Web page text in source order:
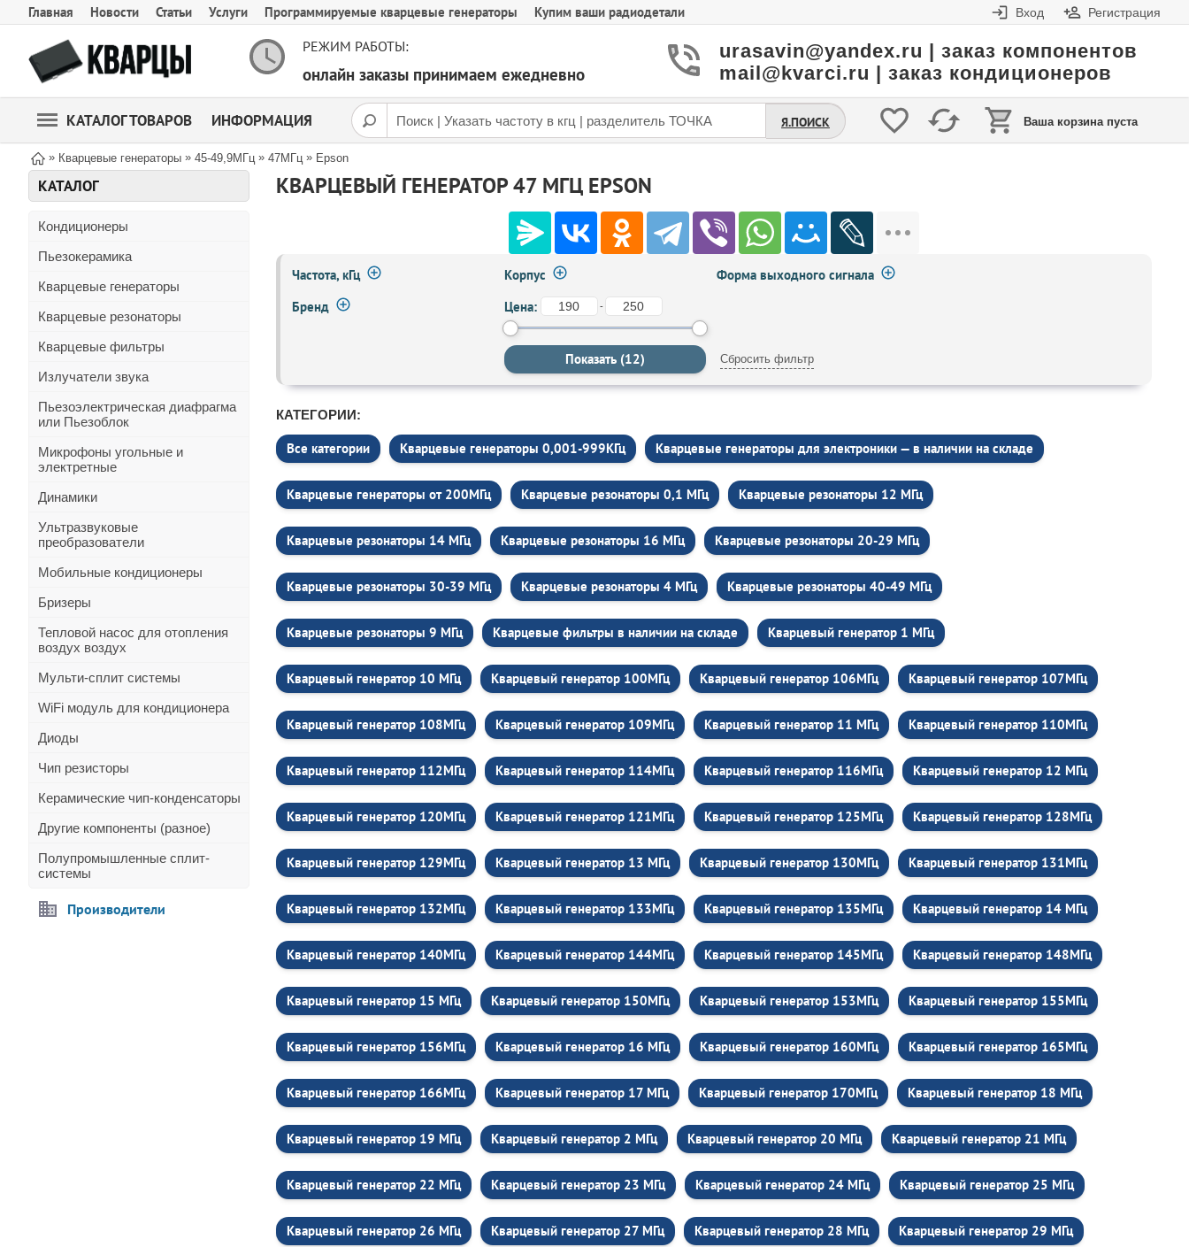
Главная Новости Статьи Услуги Программируемые кварцевые генераторы Купим ваши радиодетали Вход Регистрация
РЕЖИМ РАБОТЫ:
онлайн заказы принимаем ежедневно
urasavin@yandex.ru | заказ компонентов
mail@kvarci.ru | заказ кондиционеров
КАТАЛОГ ТОВАРОВ ИНФОРМАЦИЯ Ваша корзина пуста
Я.ПОИСК
» Кварцевые генераторы » 45-49,9МГц » 47МГц » Epson
КАТАЛОГ
Кондиционеры
Пьезокерамика
Кварцевые генераторы
Кварцевые резонаторы
Кварцевые фильтры
Излучатели звука
Пьезоэлектрическая диафрагма
или Пьезоблок
Микрофоны угольные и
электретные
Динамики
Ультразвуковые
преобразователи
Мобильные кондиционеры
Бризеры
Тепловой насос для отопления
воздух воздух
Мульти-сплит системы
WiFi модуль для кондиционера
Диоды
Чип резисторы
Керамические чип-конденсаторы
Другие компоненты (разное)
Полупромышленные сплит-
системы
Производители
КВАРЦЕВЫЙ ГЕНЕРАТОР 47 МГЦ EPSON
Частота, кГц Корпус
Форма выходного сигнала
Бренд
Цена: -
Сбросить фильтр
КАТЕГОРИИ:
Все категории Кварцевые генераторы 0,001-999КГц Кварцевые генераторы для электроники — в наличии на складе
Кварцевые генераторы от 200МГц Кварцевые резонаторы 0,1 МГц Кварцевые резонаторы 12 МГц
Кварцевые резонаторы 14 МГц Кварцевые резонаторы 16 МГц Кварцевые резонаторы 20-29 МГц
Кварцевые резонаторы 30-39 МГц Кварцевые резонаторы 4 МГц Кварцевые резонаторы 40-49 МГц
Кварцевые резонаторы 9 МГц Кварцевые фильтры в наличии на складе Кварцевый генератор 1 МГц
Кварцевый генератор 10 МГц Кварцевый генератор 100МГц Кварцевый генератор 106МГц Кварцевый генератор 107МГц
Кварцевый генератор 108МГц Кварцевый генератор 109МГц Кварцевый генератор 11 МГц Кварцевый генератор 110МГц
Кварцевый генератор 112МГц Кварцевый генератор 114МГц Кварцевый генератор 116МГц Кварцевый генератор 12 МГц
Кварцевый генератор 120МГц Кварцевый генератор 121МГц Кварцевый генератор 125МГц Кварцевый генератор 128МГц
Кварцевый генератор 129МГц Кварцевый генератор 13 МГц Кварцевый генератор 130МГц Кварцевый генератор 131МГц
Кварцевый генератор 132МГц Кварцевый генератор 133МГц Кварцевый генератор 135МГц Кварцевый генератор 14 МГц
Кварцевый генератор 140МГц Кварцевый генератор 144МГц Кварцевый генератор 145МГц Кварцевый генератор 148МГц
Кварцевый генератор 15 МГц Кварцевый генератор 150МГц Кварцевый генератор 153МГц Кварцевый генератор 155МГц
Кварцевый генератор 156МГц Кварцевый генератор 16 МГц Кварцевый генератор 160МГц Кварцевый генератор 165МГц
Кварцевый генератор 166МГц Кварцевый генератор 17 МГц Кварцевый генератор 170МГц Кварцевый генератор 18 МГц
Кварцевый генератор 19 МГц Кварцевый генератор 2 МГц Кварцевый генератор 20 МГц Кварцевый генератор 21 МГц
Кварцевый генератор 22 МГц Кварцевый генератор 23 МГц Кварцевый генератор 24 МГц Кварцевый генератор 25 МГц
Кварцевый генератор 26 МГц Кварцевый генератор 27 МГц Кварцевый генератор 28 МГц Кварцевый генератор 29 МГц